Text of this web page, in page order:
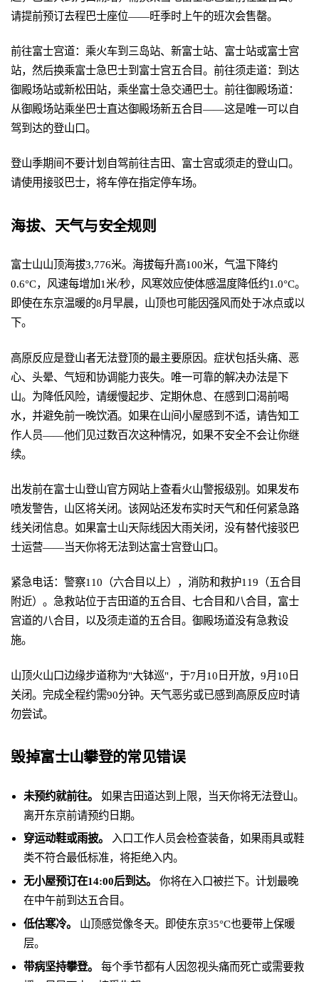
请提前预订去程巴士座位——旺季时上午的班次会售罄。
前往富士宫道：乘火车到三岛站、新富士站、富士站或富士宫
站，然后换乘富士急巴士到富士宫五合目。前往须走道：到达
御殿场站或新松田站，乘坐富士急交通巴士。前往御殿场道：
从御殿场站乘坐巴士直达御殿场新五合目——这是唯一可以自
驾到达的登山口。
登山季期间不要计划自驾前往吉田、富士宫或须走的登山口。
请使用接驳巴士，将车停在指定停车场。
海拔、天气与安全规则
富士山山顶海拔3,776米。海拔每升高100米，气温下降约
0.6°C，风速每增加1米/秒，风寒效应使体感温度降低约1.0°C。
即使在东京温暖的8月早晨，山顶也可能因强风而处于冰点或以
下。
高原反应是登山者无法登顶的最主要原因。症状包括头痛、恶
心、头晕、气短和协调能力丧失。唯一可靠的解决办法是下
山。为降低风险，请缓慢起步、定期休息、在感到口渴前喝
水，并避免前一晚饮酒。如果在山间小屋感到不适，请告知工
作人员——他们见过数百次这种情况，如果不安全不会让你继
续。
出发前在富士山登山官方网站上查看火山警报级别。如果发布
喷发警告，山区将关闭。该网站还发布实时天气和任何紧急路
线关闭信息。如果富士山天际线因大雨关闭，没有替代接驳巴
士运营——当天你将无法到达富士宫登山口。
紧急电话：警察110（六合目以上），消防和救护119（五合目
附近）。急救站位于吉田道的五合目、七合目和八合目，富士
宫道的八合目，以及须走道的五合目。御殿场道没有急救设
施。
山顶火山口边缘步道称为"大钵巡"，于7月10日开放，9月10日
关闭。完成全程约需90分钟。天气恶劣或已感到高原反应时请
勿尝试。
毁掉富士山攀登的常见错误
未预约就前往。
如果吉田道达到上限，当天你将无法登山。
离开东京前请预约日期。
穿运动鞋或雨披。
入口工作人员会检查装备，如果雨具或鞋
类不符合最低标准，将拒绝入内。
无小屋预订在14:00后到达。
你将在入口被拦下。计划最晚
在中午前到达五合目。
低估寒冷。
山顶感觉像冬天。即使东京35°C也要带上保暖
层。
带病坚持攀登。
每个季节都有人因忽视头痛而死亡或需要救